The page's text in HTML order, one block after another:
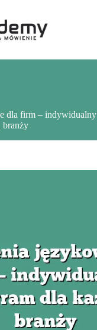
dla firm – indywidualny
branży